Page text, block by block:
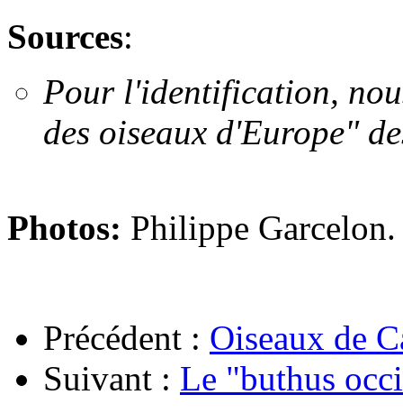
Sources:
Pour l'identification,
des oiseaux d'Europe"
Photos: Philippe
Précédent : Oiseaux de
Suivant : Le "buthus